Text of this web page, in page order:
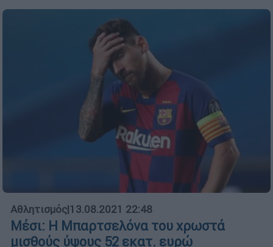
Αθλητισμός|13.08.2021 22:48
Μέσι: Η Μπαρτσελόνα του χρωστά
μισθούς ύψους 52 εκατ. ευρώ